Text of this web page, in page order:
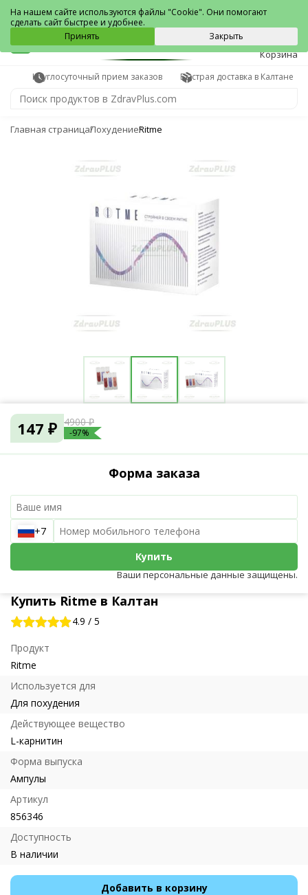
Калтан
0
Корзина
Круглосуточный прием заказов Быстрая доставка в Калтане
Главная страницаПохудениеRitme
Купить Ritme в Калтан
4.9 / 5
Продукт
Ritme
Используется для
Для похудения
Действующее вещество
L-карнитин
Форма выпуска
Ампулы
Артикул
856346
Доступность
В наличии
Добавить в корзину
147 ₽ 4900 ₽
-97%
Форма заказа
+7
Купить
Ваши персональные данные защищены.
На нашем сайте используются файлы "Cookie". Они помогают
сделать сайт быстрее и удобнее.
Принять
Закрыть